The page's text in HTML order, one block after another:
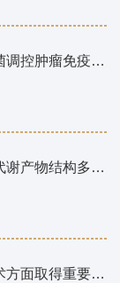
微生物所王硕研究团队揭示肠道组织共生菌调控肿瘤免疫监视的功能和作用机制
微生物所尹文兵研究团队在真菌隐性次级代谢产物结构多样性形成机制研究中取得重要进展
广州地化所在稀土元素稳定同位素分析技术方面取得重要研究进展